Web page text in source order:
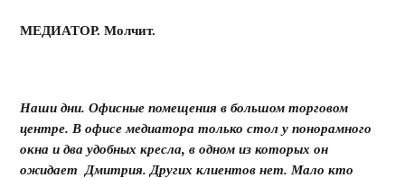
МЕДИАТОР. Молчит.
Наши дни. Офисные помещения в большом торговом
центре. В офисе медиатора только стол у понорамного
окна и два удобных кресла, в одном из которых он
ожидает Дмитрия. Других клиентов нет. Мало кто